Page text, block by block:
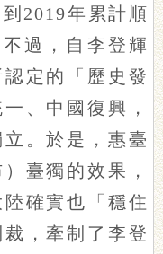
2019年累計順
過，自李登輝
定的「歷史發
、中國復興，
。於是，惠臺
臺獨的效果，
確實也「穩住
，牽制了李登